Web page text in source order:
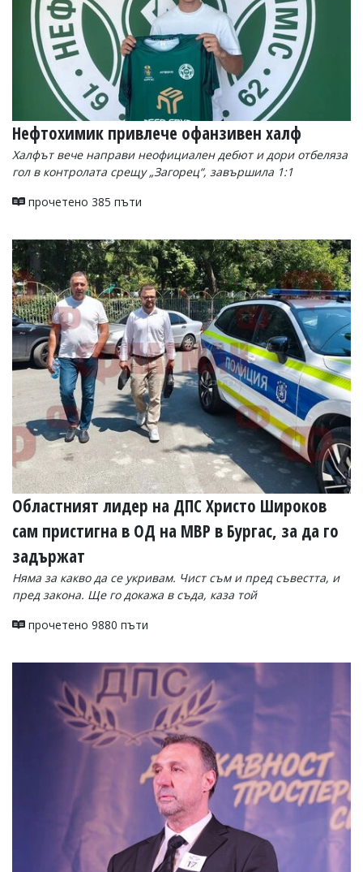
носи
отговорност
откриете
вас
коментар,
моля
сигнализирайте
Нефтохимик привлече офанзивен халф
Халфът вече направи неофициален дебют и дори отбеляза
гол в контролата срещу „Загорец“, завършила 1:1
прочетено 385 пъти
Областният лидер на ДПС Христо Широков
сам пристигна в ОД на МВР в Бургас, за да го
задържат
Няма за какво да се укривам. Чист съм и пред съвестта, и
пред закона. Ще го докажа в съда, каза той
прочетено 9880 пъти